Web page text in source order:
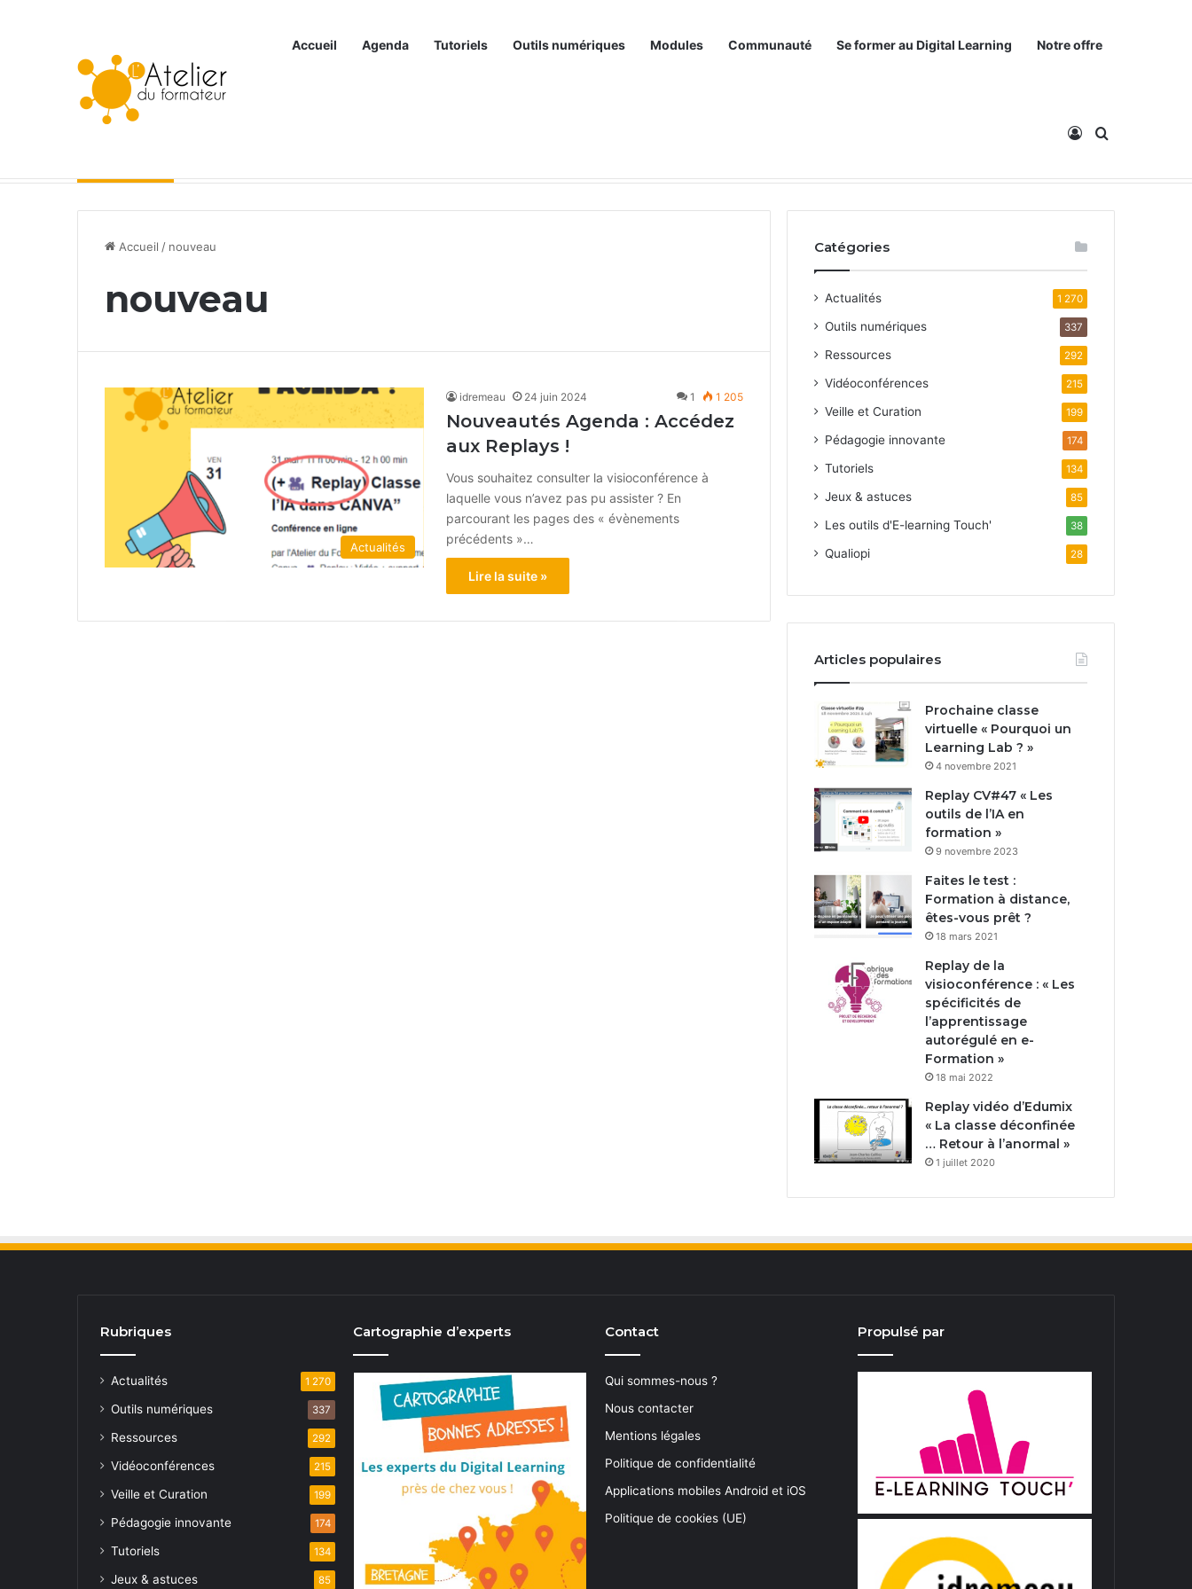
Accueil Agenda Tutoriels Outils numériques Modules Communauté Se former au Digital Learning Notre offre
Connexion
Rechercher
Accueil / nouveau
nouveau
Actualités
idremeau 24 juin 2024 1 1 205
Nouveautés Agenda : Accédez
aux Replays !
Vous souhaitez consulter la visioconférence à
laquelle vous n’avez pas pu assister ? En
parcourant les pages des « évènements
précédents »…
Lire la suite »
Catégories
Actualités 1 270
Outils numériques 337
Ressources 292
Vidéoconférences 215
Veille et Curation 199
Pédagogie innovante 174
Tutoriels 134
Jeux & astuces 85
Les outils d'E-learning Touch' 38
Qualiopi 28
Articles populaires
Prochaine classe
virtuelle « Pourquoi un
Learning Lab ? »
4 novembre 2021
Replay CV#47 « Les
outils de l’IA en
formation »
9 novembre 2023
Faites le test :
Formation à distance,
êtes-vous prêt ?
18 mars 2021
Replay de la
visioconférence : « Les
spécificités de
l’apprentissage
autorégulé en e-
Formation »
18 mai 2022
Replay vidéo d’Edumix
« La classe déconfinée
… Retour à l’anormal »
1 juillet 2020
Rubriques
Actualités 1 270
Outils numériques 337
Ressources 292
Vidéoconférences 215
Veille et Curation 199
Pédagogie innovante 174
Tutoriels 134
Jeux & astuces 85
Cartographie d’experts Contact
Qui sommes-nous ?
Nous contacter
Mentions légales
Politique de confidentialité
Applications mobiles Android et iOS
Politique de cookies (UE)
Propulsé par